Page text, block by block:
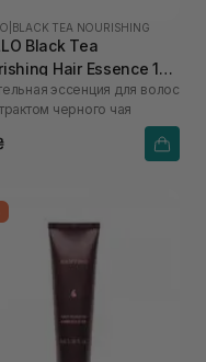
BLACK TEA NOURISHING
Black Tea
Hair Essence 10
эссенция для волос
черного чая